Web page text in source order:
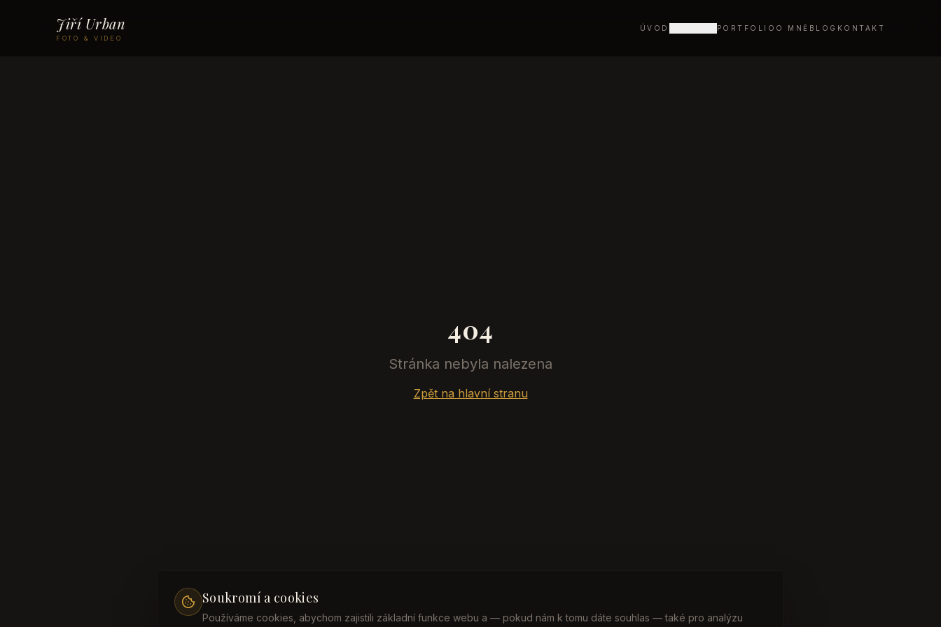
Jiří Urban
FOTO & VIDEO
ÚVOD PORTFOLIO O MNĚ BLOG KONTAKT
404
Stránka nebyla nalezena
Zpět na hlavní stranu
Soukromí a cookies
Používáme cookies, abychom zajistili základní funkce webu a — pokud nám k tomu dáte souhlas — také pro analýzu